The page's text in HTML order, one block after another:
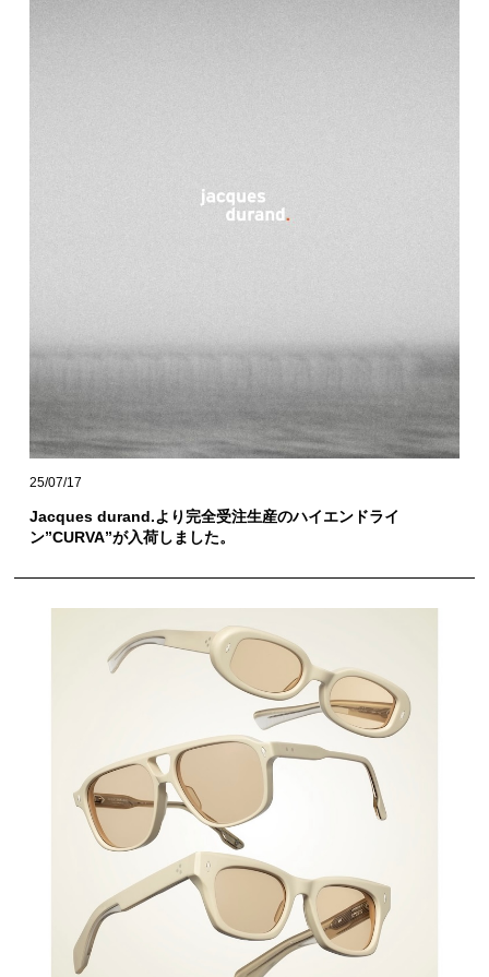
25/07/17
Jacques durand.より完全受注生産のハイエンドライ
ン”CURVA”が入荷しました。